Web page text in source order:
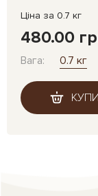
Ціна за 0.7 кг
480.00
Вага: 0.7 кг